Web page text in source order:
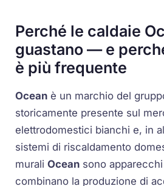
Perché le caldaie
guastano — e
è più frequente
Ocean è un marchio del
storicamente presente sul
elettrodomestici bianchi e, in
sistemi di riscaldamento
murali Ocean sono
combinano la produzione di